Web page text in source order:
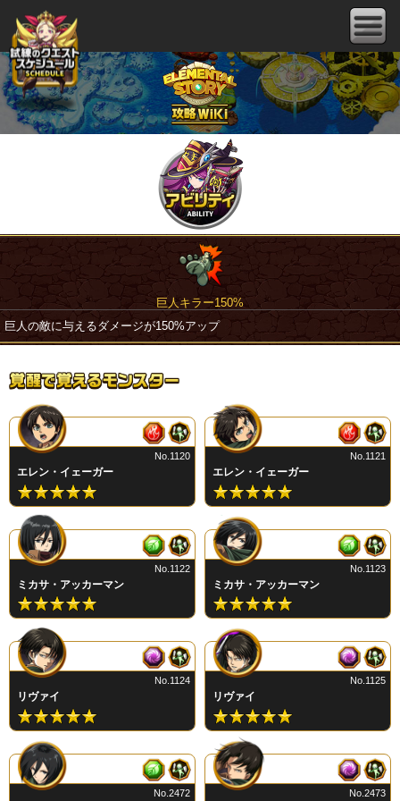
巨人キラー150%
巨人の敵に与えるダメージが150%アップ
エレン・イェーガー
No.1120
エレン・イェーガー
No.1121
ミカサ・アッカーマン
No.1122
ミカサ・アッカーマン
No.1123
リヴァイ
No.1124
リヴァイ
No.1125
No.2472 No.2473